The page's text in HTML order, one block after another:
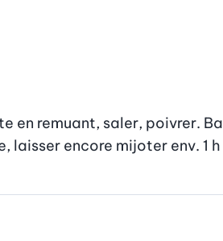
remuant, saler, poivrer.
laisser encore mijoter env. 1